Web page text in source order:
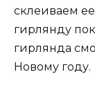
склеиваем
гирлянду
гирлянда
Новому году.